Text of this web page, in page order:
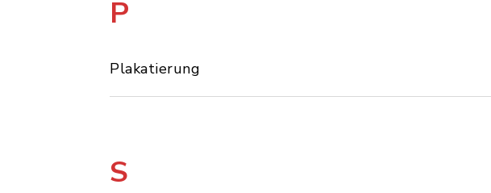
P
Plakatierung
S